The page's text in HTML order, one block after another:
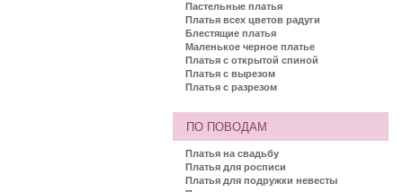
Пастельные платья
Платья всех цветов радуги
Блестящие платья
Маленькое черное платье
Платья с открытой спиной
Платья с вырезом
Платья с разрезом
ПО ПОВОДАМ
Платья на свадьбу
Платья для росписи
Платья для подружки невесты